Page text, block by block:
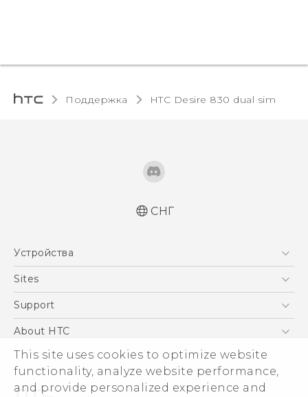
This site uses cookies to optimize website
functionality, analyze website performance,
and provide personalized experience and
Поддержка HTC Desire 830 dual sim‎
Русский - Руководство пользователя
соответствию стандартам
Қазақ - жұмысты бастау нұсқаулығы
ақпараты
English - Quick start guide
English - User manual
СНГ
Устройства
5G
EXODUS
VIVE
Sites
HTC Dev
Support
ПОДДЕРЖКА
About HTC
ESG
Инвестирование